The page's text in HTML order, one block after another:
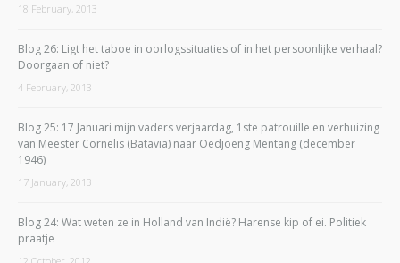
18 February, 2013
Blog 26: Ligt het taboe in oorlogssituaties of in het persoonlijke verhaal?
Doorgaan of niet?
4 February, 2013
Blog 25: 17 Januari mijn vaders verjaardag, 1ste patrouille en verhuizing
van Meester Cornelis (Batavia) naar Oedjoeng Mentang (december
1946)
17 January, 2013
Blog 24: Wat weten ze in Holland van Indië? Harense kip of ei. Politiek
praatje